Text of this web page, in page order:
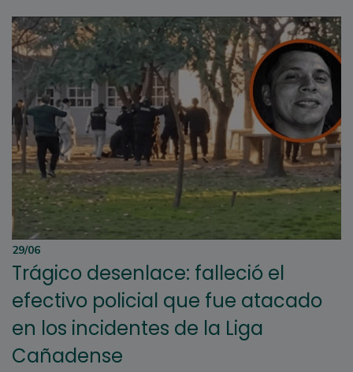
29/06
Trágico desenlace: falleció el
efectivo policial que fue atacado
en los incidentes de la Liga
Cañadense